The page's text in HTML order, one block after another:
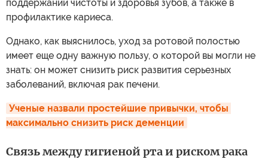
поддержании чистоты и здоровья зубов, а также в
профилактике кариеса.
Однако, как выяснилось, уход за ротовой полостью
имеет еще одну важную пользу, о которой вы могли не
знать: он может снизить риск развития серьезных
заболеваний, включая рак печени.
Ученые назвали простейшие привычки, чтобы
максимально снизить риск деменции
Связь между гигиеной рта и риском рака